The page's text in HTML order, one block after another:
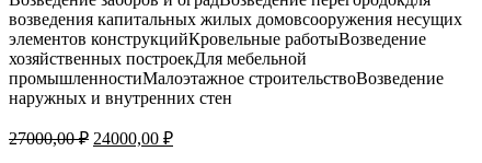
возведения капитальных жилых домовсооружения несущих
элементов конструкцийКровельные работыВозведение
хозяйственных построекДля мебельной
промышленностиМалоэтажное строительствоВозведение
наружных и внутренних стен
27000,00₽ Первоначальная
24000,00 ₽Текущая